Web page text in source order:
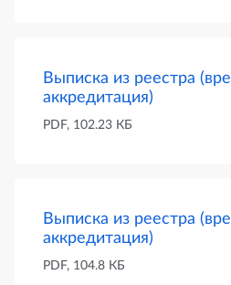
Выписка из реестра
аккредитация)
PDF, 102.23 КБ
Выписка из реестра
аккредитация)
PDF, 104.8 КБ